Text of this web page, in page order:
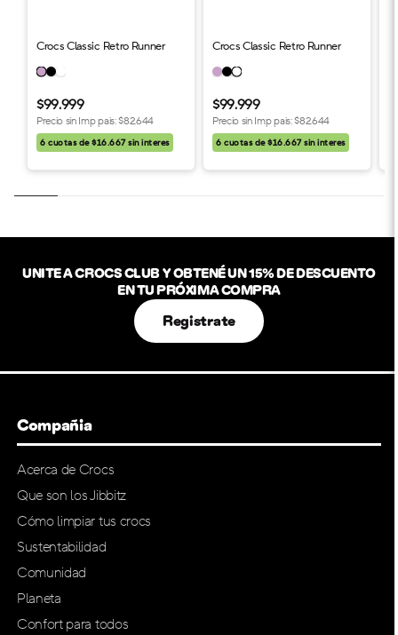
Crocs Classic Retro Runner
$99.999
Precio sin Imp pais:$82.644
6 cuotas de $16.667 sin interes
Crocs Classic Retro Runner
$99.999
Precio sin Imp pais:$82.644
6 cuotas de $16.667 sin interes
UNITE A CROCS CLUB Y OBTENÉ UN 15% DE DESCUENTO
EN TU PRÓXIMA COMPRA
Registrate
Compañia
Acerca de Crocs
Que son los Jibbitz
Cómo limpiar tus crocs
Sustentabilidad
Comunidad
Planeta
Confort para todos